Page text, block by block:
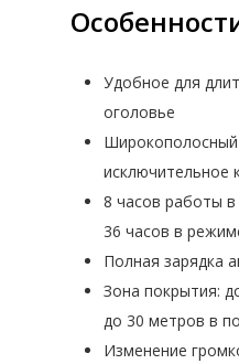
Удобное для
оголовье
Широкополосный
исключительное
8 часов работы
36 часов в
Полная зарядка
Зона покрытия:
до 30 метров в
Изменение